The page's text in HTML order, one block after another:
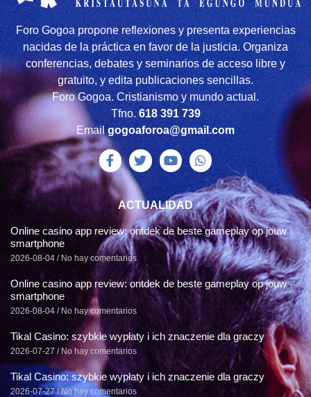
Foro Gogoa propone reflexiones y presenta experiencias
nacidas de la práctica en favor de la justicia. Organiza
conferencias, debates y seminarios de acceso libre y
gratuito, y edita publicaciones sencillas.
Foro Gogoa. Cristianismo y mundo actual.
Tfno. 618 391 739
Emailgogoaforoa@gmail.com
ACTUALIDAD
Online casino app review: ontdek de beste gameplay op jouw
smartphone
2026-08-04 No hay comentarios
Online casino app review: ontdek de beste gameplay op jouw
smartphone
2026-08-04 No hay comentarios
Tikal Casino: szybkie wypłaty i ich znaczenie dla graczy
2026-07-27 No hay comentarios
Tikal Casino: szybkie wypłaty i ich znaczenie dla graczy
2026-07-27 No hay comentarios